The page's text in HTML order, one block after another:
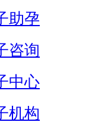
助孕
咨询
中心
机构